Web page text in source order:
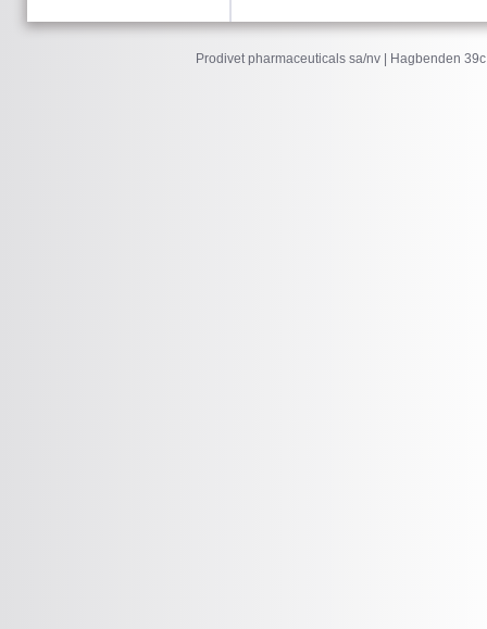
Prodivet pharmaceuticals sa/nv | Hagbenden